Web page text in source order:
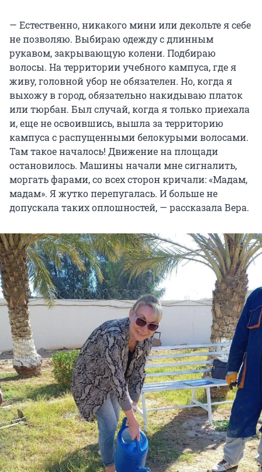
— Естественно, никакого мини или декольте я себе
не позволяю. Выбираю одежду с длинным
рукавом, закрывающую колени. Подбираю
волосы. На территории учебного кампуса, где я
живу, головной убор не обязателен. Но, когда я
выхожу в город, обязательно накидываю платок
или тюрбан. Был случай, когда я только приехала
и, еще не освоившись, вышла за территорию
кампуса с распущенными белокурыми волосами.
Там такое началось! Движение на площади
остановилось. Машины начали мне сигналить,
моргать фарами, со всех сторон кричали: «Мадам,
мадам». Я жутко перепугалась. И больше не
допускала таких оплошностей, — рассказала Вера.